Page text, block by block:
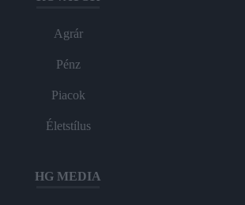
Agrár
Pénz
Piacok
Életstílus
HG MEDIA